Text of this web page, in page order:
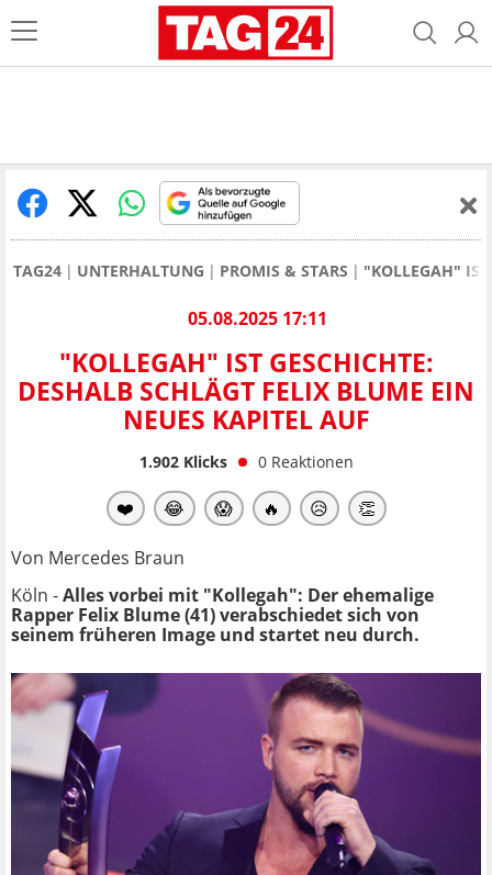
TAG24 UNTERHALTUNG PROMIS & STARS "KOLLEGAH" IST
05.08.2025 17:11
"KOLLEGAH" IST GESCHICHTE:
DESHALB SCHLÄGT FELIX BLUME EIN
NEUES KAPITEL AUF
1.902Klicks 0 Reaktionen
❤️ 😂 😱 🔥 😥 👏
Von Mercedes Braun
Köln -Alles vorbei mit "Kollegah": Der ehemalige
Rapper Felix Blume (41) verabschiedet sich von
seinem früheren Image und startet neu durch.